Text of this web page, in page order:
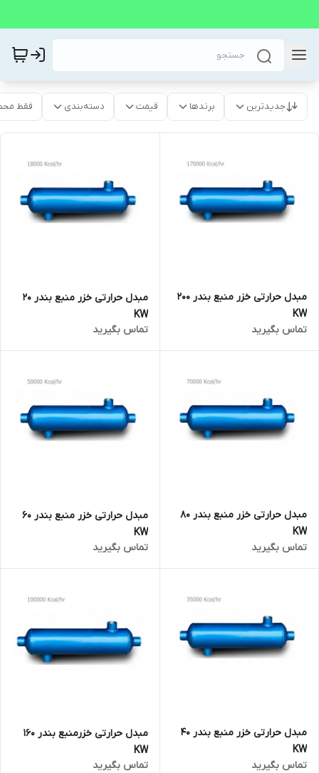
جدیدترین برندها قیمت دسته‌بندی فقط
مبدل حرارتی خزر منبع بندر 200
KW
تماس بگیرید
مبدل حرارتی خزر منبع بندر 20
KW
تماس بگیرید
مبدل حرارتی خزر منبع بندر 80
KW
تماس بگیرید
مبدل حرارتی خزر منبع بندر 60
KW
تماس بگیرید
مبدل حرارتی خزر منبع بندر 40
KW
تماس بگیرید
مبدل حرارتی خزر‌منبع بندر 160
KW
تماس بگیرید